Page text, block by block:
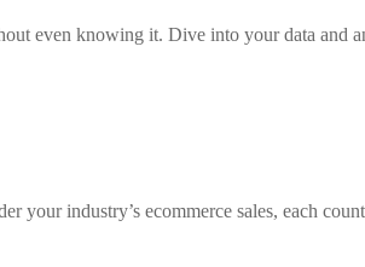
even knowing it. Dive into your data
your industry’s ecommerce sales, each